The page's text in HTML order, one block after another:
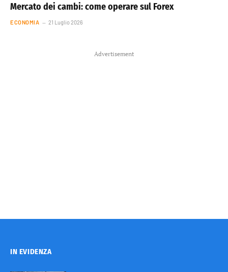
Mercato dei cambi: come operare sul Forex
ECONOMIA 21 Luglio 2026
Advertisement
IN EVIDENZA